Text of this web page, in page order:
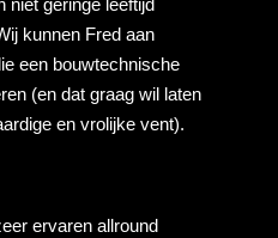
niet geringe leeftijd
kunnen Fred aan
een bouwtechnische
(en dat graag wil laten
en vrolijke vent).
ervaren allround